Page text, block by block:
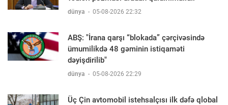
dünya - 05-08-2026 22:32
ABŞ: "İrana qarşı “blokada” çərçivəsində
ümumilikdə 48 gəminin istiqaməti
dəyişdirilib"
dünya - 05-08-2026 22:29
Üç Çin avtomobil istehsalçısı ilk dəfə qlobal